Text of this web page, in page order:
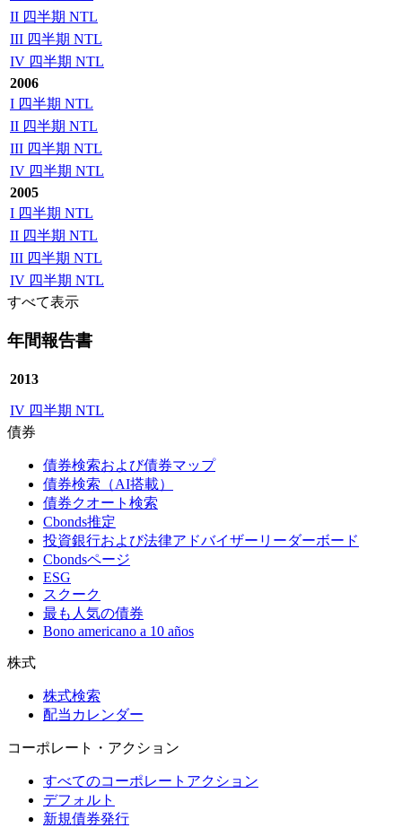
II 四半期 NTL
III 四半期 NTL
IV 四半期 NTL
2006
I 四半期 NTL
II 四半期 NTL
III 四半期 NTL
IV 四半期 NTL
2005
I 四半期 NTL
II 四半期 NTL
III 四半期 NTL
IV 四半期 NTL
すべて表示
年間報告書
2013
IV 四半期 NTL
債券
債券検索および債券マップ
債券検索（AI搭載）
債券クオート検索
Cbonds推定
投資銀行および法律アドバイザーリーダーボード
Cbondsページ
ESG
スクーク
最も人気の債券
Bono americano a 10 años
株式
株式検索
配当カレンダー
コーポレート・アクション
すべてのコーポレートアクション
デフォルト
新規債券発行